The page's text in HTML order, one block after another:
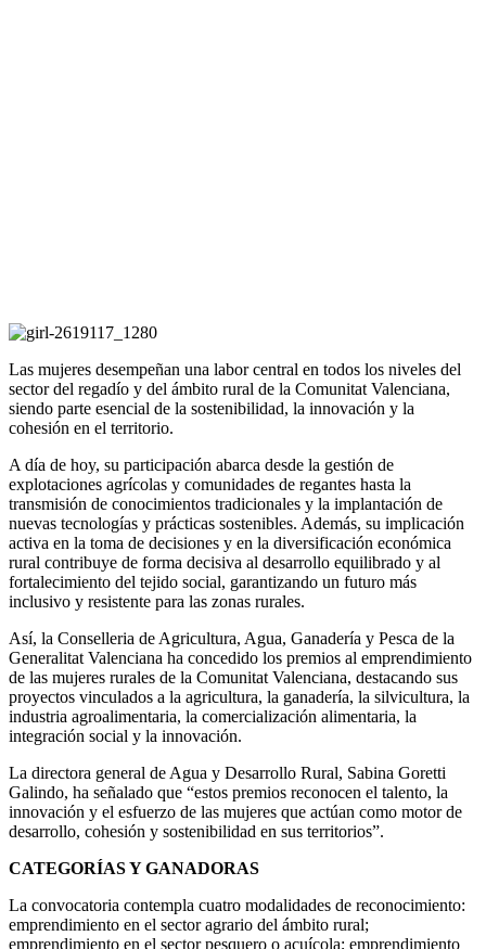
Las mujeres desempeñan una labor central en todos los niveles del
sector del regadío y del ámbito rural de la Comunitat Valenciana,
siendo parte esencial de la sostenibilidad, la innovación y la
cohesión en el territorio.
A día de hoy, su participación abarca desde la gestión de
explotaciones agrícolas y comunidades de regantes hasta la
transmisión de conocimientos tradicionales y la implantación de
nuevas tecnologías y prácticas sostenibles. Además, su implicación
activa en la toma de decisiones y en la diversificación económica
rural contribuye de forma decisiva al desarrollo equilibrado y al
fortalecimiento del tejido social, garantizando un futuro más
inclusivo y resistente para las zonas rurales.
Así, la Conselleria de Agricultura, Agua, Ganadería y Pesca de la
Generalitat Valenciana ha concedido los premios al emprendimiento
de las mujeres rurales de la Comunitat Valenciana, destacando sus
proyectos vinculados a la agricultura, la ganadería, la silvicultura, la
industria agroalimentaria, la comercialización alimentaria, la
integración social y la innovación.
La directora general de Agua y Desarrollo Rural, Sabina Goretti
Galindo, ha señalado que “estos premios reconocen el talento, la
innovación y el esfuerzo de las mujeres que actúan como motor de
desarrollo, cohesión y sostenibilidad en sus territorios”.
CATEGORÍAS Y GANADORAS
La convocatoria contempla cuatro modalidades de reconocimiento:
emprendimiento en el sector agrario del ámbito rural;
emprendimiento en el sector pesquero o acuícola; emprendimiento